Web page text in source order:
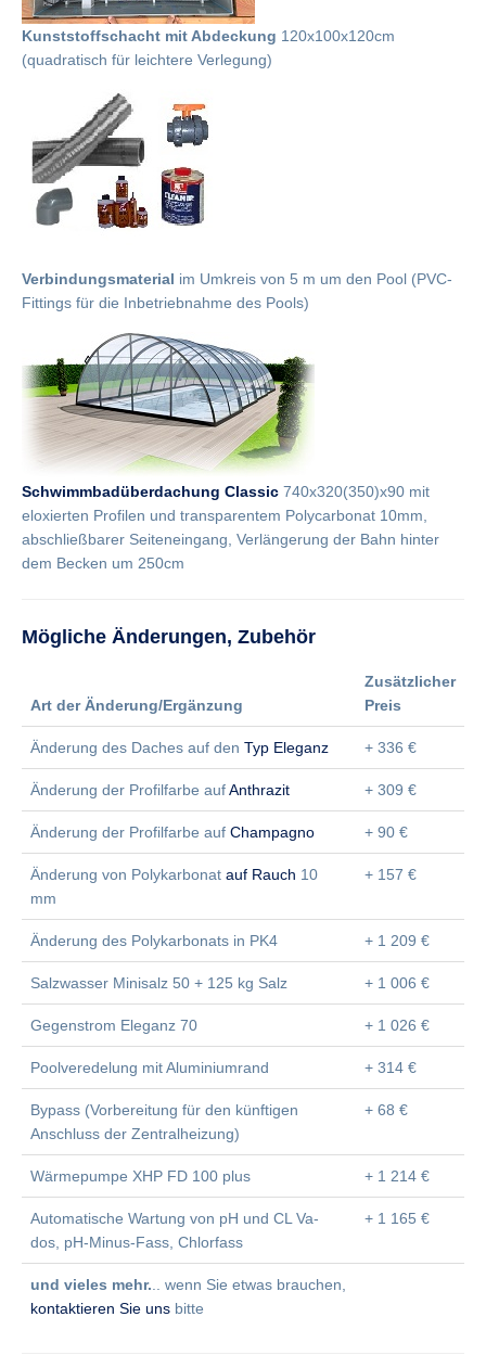
Kunststoffschacht mit Abdeckung 120x100x120cm
(quadratisch für leichtere Verlegung)
Verbindungsmaterial im Umkreis von 5 m um den Pool (PVC-
Fittings für die Inbetriebnahme des Pools)
Schwimmbadüberdachung Classic 740x320(350)x90 mit
eloxierten Profilen und transparentem Polycarbonat 10mm,
abschließbarer Seiteneingang, Verlängerung der Bahn hinter
dem Becken um 250cm
Mögliche Änderungen, Zubehör
Art der Änderung/Ergänzung
Zusätzlicher
Preis
Änderung des Daches auf den Typ Eleganz + 336 €
Änderung der Profilfarbe aufAnthrazit + 309 €
Änderung der Profilfarbe auf Champagno + 90 €
Änderung von Polykarbonat auf Rauch 10
mm
+ 157 €
Änderung des Polykarbonats in PK4 + 1 209 €
Salzwasser Minisalz 50 + 125 kg Salz + 1 006 €
Gegenstrom Eleganz 70 + 1 026 €
Poolveredelung mit Aluminiumrand + 314 €
Bypass (Vorbereitung für den künftigen
Anschluss der Zentralheizung)
+ 68 €
Wärmepumpe XHP FD 100 plus + 1 214 €
Automatische Wartung von pH und CL Va-
dos, pH-Minus-Fass, Chlorfass
+ 1 165 €
und vieles mehr. .. wenn Sie etwas brauchen,
kontaktieren Sie uns bitte